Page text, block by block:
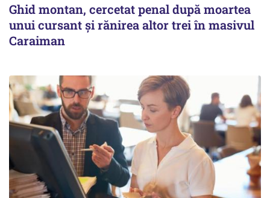
Ghid montan, cercetat penal după moartea
unui cursant și rănirea altor trei în masivul
Caraiman